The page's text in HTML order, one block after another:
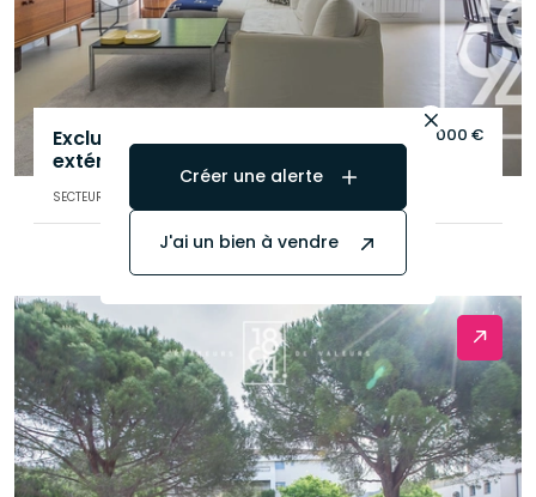
Exclusivité T3 90m2 avec
extérieur et parking
SECTEUR DE MARSEILLE (13008)
560 000 €
Créer une alerte
J'ai un bien à vendre